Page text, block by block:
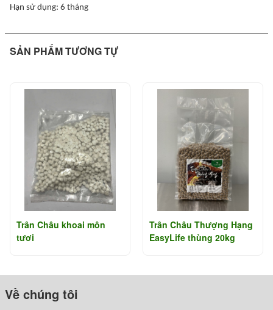
Hạn sử dụng: 6 tháng
SẢN PHẨM TƯƠNG TỰ
Trân Châu khoai môn
tươi
Trân Châu Thượng Hạng
EasyLife thùng 20kg
Về chúng tôi